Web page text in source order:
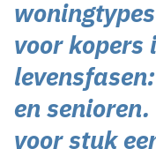
voor kopers
en
voor stuk